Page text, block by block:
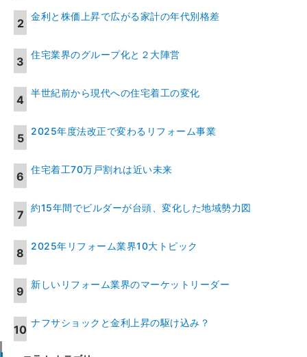
金利と株価上昇で広がる家計の年代別格差
住宅業界のグループ化と２大陣営
半世紀前から現代への住宅着工の変化
2025年度法改正で変わるリフォーム事業
住宅着工70万戸割れは近い未来
約15年間でビルダーが台頭、変化した地域勢力図
2025年リフォーム業界10大トピック
新しいリフォーム業界のマーケットリーダー
ナフサショックと金利上昇の駆け込み？